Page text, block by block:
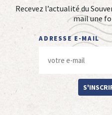
Recevez l’actualité du
mail une
ADRESSE E-MAIL